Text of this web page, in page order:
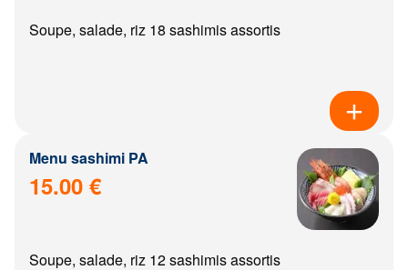
Soupe, salade, riz 18 sashimis assortis
Menu sashimi PA
15.00 €
Soupe, salade, riz 12 sashimis assortis